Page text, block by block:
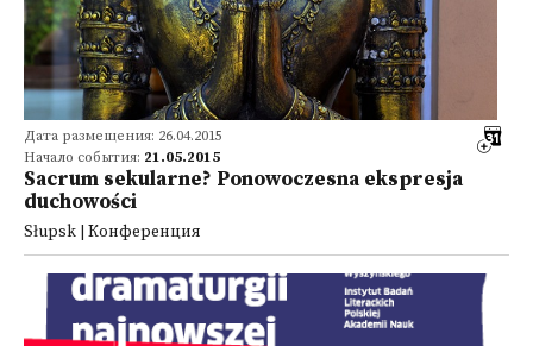
Дата размещения: 26.04.2015
Начало события: 21.05.2015
Sacrum sekularne? Ponowoczesna ekspresja
duchowości
Słupsk | Конференция